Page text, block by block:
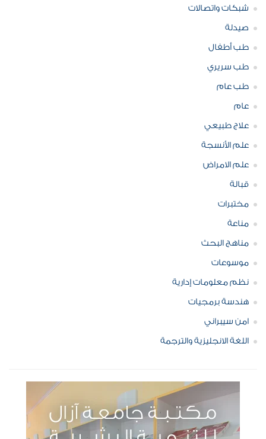
شبكات واتصالات
صيدلة
طب أطفال
طب سريري
طب عام
عام
علاج طبيعي
علم الأنسجة
علم الامراض
قبالة
مختبرات
مناعة
مناهج البحث
موسوعات
نظم معلومات إدارية
هندسة برمجيات
امن سيبراني
اللغة الانجليزية والترجمة